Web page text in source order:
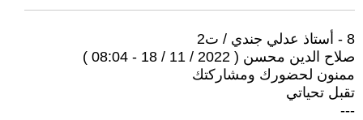
8 - أستاذ عدلي جندي / ت2
صلاح الدين محسن ( 2022 / 11 / 18 - 08:04 )
ممنون لحضورك ومشاركتك
تقبل تحياتي
---